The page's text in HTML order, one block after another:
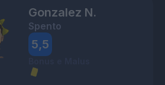
Gonzalez N.
Spento
5,5